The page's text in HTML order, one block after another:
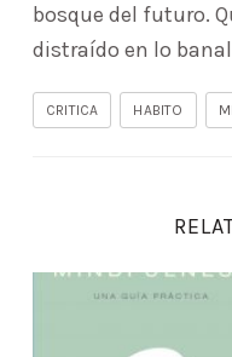
bosque del futuro.
distraído en lo
CRITICA HABITO
Lectura del